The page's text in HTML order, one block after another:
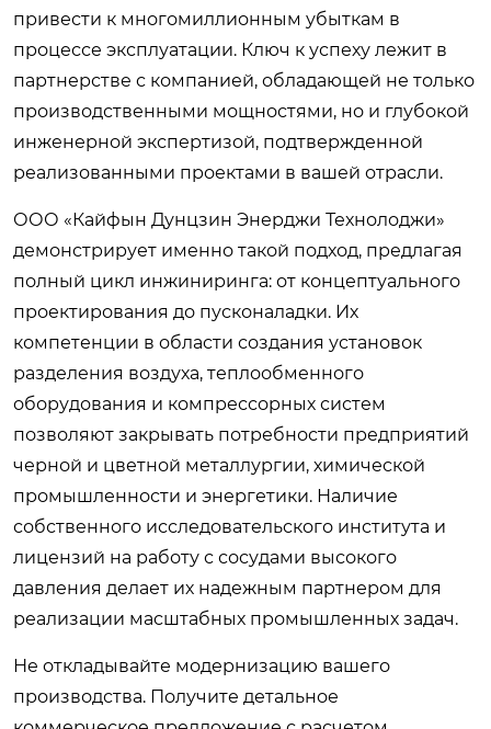
привести к многомиллионным убыткам в
процессе эксплуатации. Ключ к успеху лежит в
партнерстве с компанией, обладающей не только
производственными мощностями, но и глубокой
инженерной экспертизой, подтвержденной
реализованными проектами в вашей отрасли.
ООО «Кайфын Дунцзин Энерджи Технолоджи»
демонстрирует именно такой подход, предлагая
полный цикл инжиниринга: от концептуального
проектирования до пусконаладки. Их
компетенции в области создания установок
разделения воздуха, теплообменного
оборудования и компрессорных систем
позволяют закрывать потребности предприятий
черной и цветной металлургии, химической
промышленности и энергетики. Наличие
собственного исследовательского института и
лицензий на работу с сосудами высокого
давления делает их надежным партнером для
реализации масштабных промышленных задач.
Не откладывайте модернизацию вашего
производства. Получите детальное